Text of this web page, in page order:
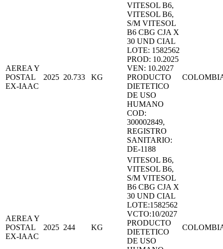
AEREA Y
POSTAL
EX-IAAC
2025 20.733 KG
VITESOL B6,
VITESOL B6,
S/M VITESOL
B6 CBG CJA X
30 UND CIAL
LOTE: 1582562
PROD: 10.2025
VEN: 10.2027
PRODUCTO
DIETETICO
DE USO
HUMANO
COD:
300002849,
REGISTRO
SANITARIO:
DE-1188
AEREA Y
POSTAL
EX-IAAC
2025 244 KG
VITESOL B6,
VITESOL B6,
S/M VITESOL
B6 CBG CJA X
30 UND CIAL
LOTE:1582562
VCTO:10/2027
PRODUCTO
DIETETICO
DE USO